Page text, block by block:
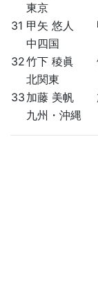
東京
31 甲矢 悠人
中四国
32竹下 稜眞
北関東
33 加藤 美帆
九州・沖縄